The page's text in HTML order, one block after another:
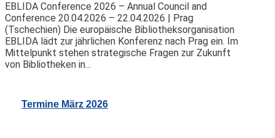
EBLIDA Conference 2026 – Annual Council and
Conference 20.04.2026 – 22.04.2026 | Prag
(Tschechien) Die europäische Bibliotheksorganisation
EBLIDA lädt zur jährlichen Konferenz nach Prag ein. Im
Mittelpunkt stehen strategische Fragen zur Zukunft
von Bibliotheken in...
Termine März 2026